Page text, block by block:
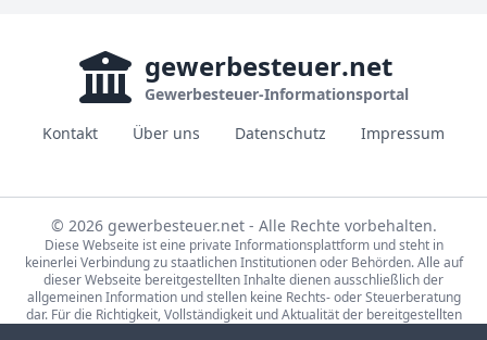
gewerbesteuer.net
Gewerbesteuer-Informationsportal
Kontakt
Über uns Datenschutz Impressum
© 2026 gewerbesteuer.net - Alle Rechte vorbehalten.
Diese Webseite ist eine private Informationsplattform und steht in
keinerlei Verbindung zu staatlichen Institutionen oder Behörden. Alle auf
dieser Webseite bereitgestellten Inhalte dienen ausschließlich der
allgemeinen Information und stellen keine Rechts- oder Steuerberatung
dar. Für die Richtigkeit, Vollständigkeit und Aktualität der bereitgestellten